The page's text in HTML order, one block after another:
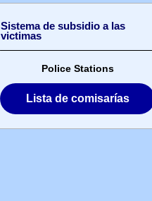
Sistema de subsidio a las
victimas
Police Stations
Lista de comisarías